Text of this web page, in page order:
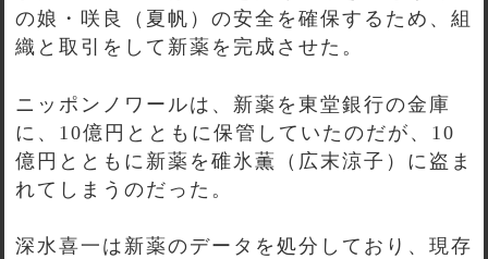
の娘・咲良（夏帆）の安全を確保するため、組
織と取引をして新薬を完成させた。
ニッポンノワールは、新薬を東堂銀行の金庫
に、10億円とともに保管していたのだが、10
億円とともに新薬を碓氷薫（広末涼子）に盗ま
れてしまうのだった。
深水喜一は新薬のデータを処分しており、現存